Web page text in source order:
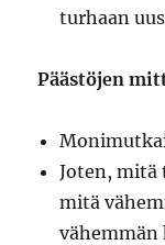
turhaan
Päästöjen
Joten,
mitä
vähemmän